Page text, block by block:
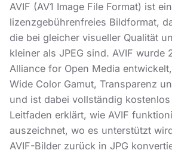
AVIF (AV1 Image File Format) ist
lizenzgebührenfreies Bildformat,
die bei gleicher visueller Qualität
kleiner als JPEG sind. AVIF wurde
Alliance for Open Media
Wide Color Gamut, Transparenz
und ist dabei vollständig
Leitfaden erklärt, wie AVIF
auszeichnet, wo es unterstützt
AVIF-Bilder zurück in JPG